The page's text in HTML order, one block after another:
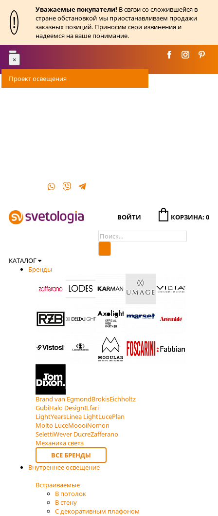
!
Уважаемые покупатели! В связи со сложившейся в
стране обстановкой мы приостанавливаем продажи
заказных позиций. Приносим свои извинения и
надеемся на ваше понимание.
Toggle
navigation
×
Проект освещения
ВОЙТИ КОРЗИНА: 0
КАТАЛОГ
Бренды
Brand van EgmondBrokisEichholtz
GubiHalo DesignILfari
LightYearsLinea LightLucePlan
Molto LuceMoooiNomon
SelettiWever DucreZafferano
Механика света
ВСЕ БРЕНДЫ
Внутреннее освещение
Встраиваемые
В потолок
В стену
С декоративным плафоном